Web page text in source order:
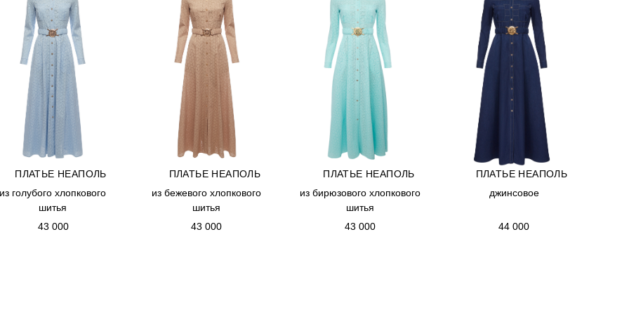
ПЛАТЬЕ НЕАПОЛЬ ПЛАТЬЕ НЕАПОЛЬ ПЛАТЬЕ НЕАПОЛЬ ПЛАТЬЕ НЕАПОЛЬ
43 000
из бежевого хлопкового
шитья
43 000
43 000 44 000
из голубого хлопкового
шитья
из бирюзового хлопкового
шитья
джинсовое
ПЛАТЬЕ НЕАПОЛЬ ПЛАТЬЕ НЕАПОЛЬ ПЛАТЬЕ НЕАПОЛЬ
ПЛАТЬЕ НЕАПОЛЬ
из голубого хлопкового
шитья
из бежевого хлопкового
шитья
из бирюзового хлопкового
шитья
43 000
43 000
43 000
джинсовое
44 000
IDEAL
СЕРТИФИКАТ
ИНФОРМАЦИЯ
КОНТАКТЫ